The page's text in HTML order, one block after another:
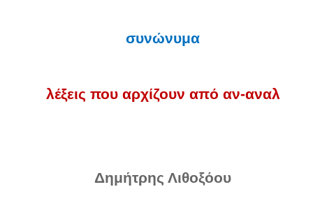
συνώνυμα
λέξεις που αρχίζουν από αν-αναλ
Δημήτρης Λιθοξόου